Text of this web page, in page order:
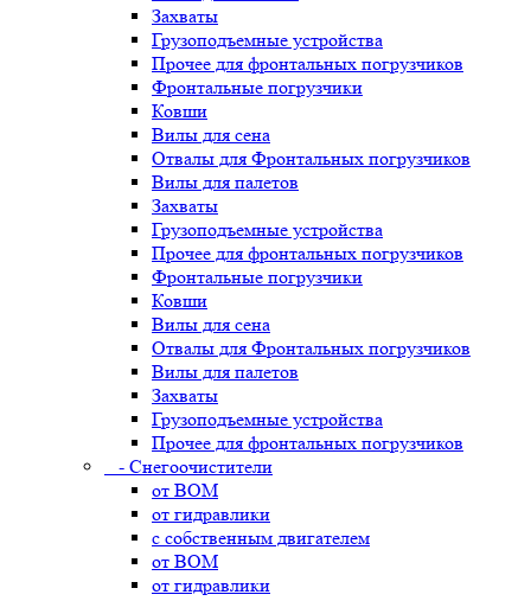
Захваты
Грузоподъемные устройства
Прочее для фронтальных погрузчиков
Фронтальные погрузчики
Ковши
Вилы для сена
Отвалы для Фронтальных погрузчиков
Вилы для палетов
Захваты
Грузоподъемные устройства
Прочее для фронтальных погрузчиков
Фронтальные погрузчики
Ковши
Вилы для сена
Отвалы для Фронтальных погрузчиков
Вилы для палетов
Захваты
Грузоподъемные устройства
Прочее для фронтальных погрузчиков
- Снегоочистители
от ВОМ
от гидравлики
с собственным двигателем
от ВОМ
от гидравлики